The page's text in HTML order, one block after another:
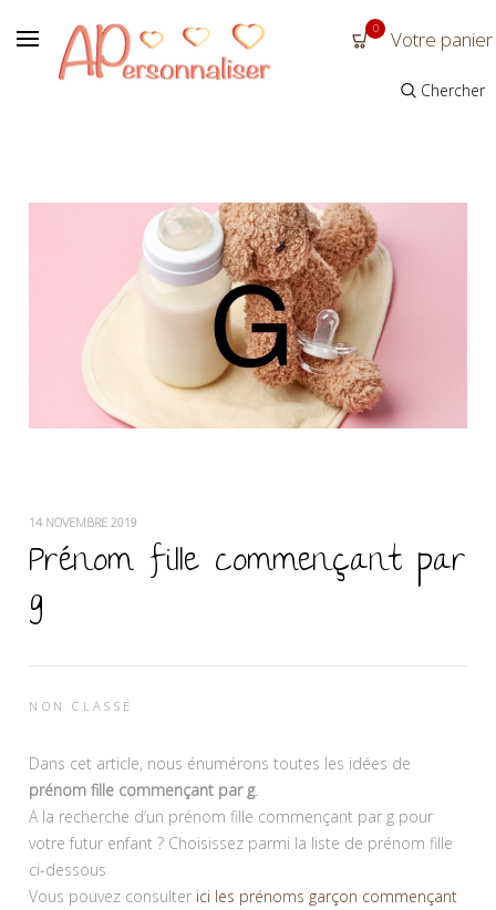
0 Votre panier
Chercher
14 NOVEMBRE 2019
Prénom fille commençant par
g
NON CLASSÉ
Dans cet article, nous énumérons toutes les idées de
prénom fille commençant par g.
A la recherche d’un prénom fille commençant par g pour
votre futur enfant ? Choisissez parmi la liste de prénom fille
ci-dessous
Vous pouvez consulter ici les prénoms garçon commençant